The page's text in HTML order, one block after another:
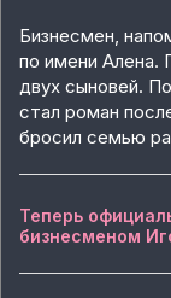
Бизнесмен,
по имени Алена.
двух сыновей.
стал роман
бросил семью
Теперь
бизнесменом